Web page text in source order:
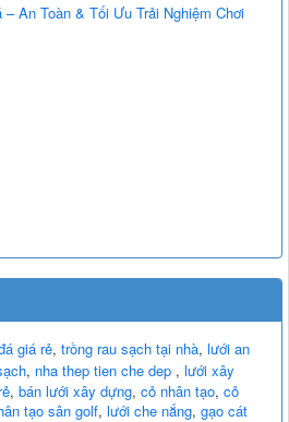
An Toàn & Tối Ưu Trải Nghiệm Chơi
giá rẻ, trồng rau sạch tại nhà, lưới an
, nha thep tien che dep , lưới xây
, bán lưới xây dựng, cỏ nhân tạo, cỏ
tạo sân golf, lưới che nắng, gạo cát